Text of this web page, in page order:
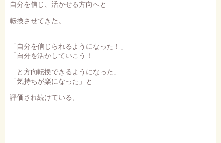
自分を信じ、活かせる方向へと
転換させてきた。
「自分を信じられるようになった！」
「自分を活かしていこう！
と方向転換できるようになった」
「気持ちが楽になった」と
評価され続けている。